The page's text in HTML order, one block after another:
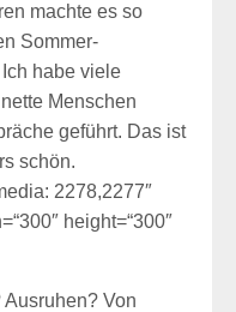
machte es so
Sommer-
habe viele
Menschen
geführt. Das ist
schön.
2278,2277″
height=“300″
Von